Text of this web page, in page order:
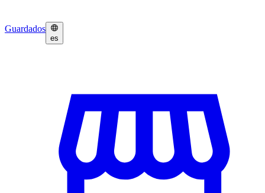
Guardados
es